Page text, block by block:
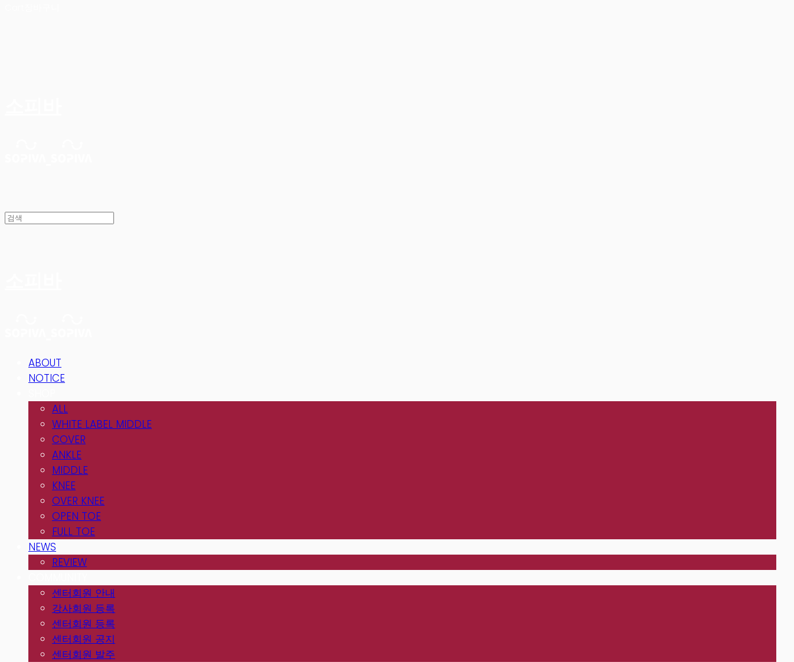
ABOUT
NOTICE
ALL
WHITE LABEL MIDDLE
COVER
ANKLE
MIDDLE
KNEE
OVER KNEE
OPEN TOE
FULL TOE
NEWS
REVIEW
센터회원 안내
강사회원 등록
센터회원 등록
센터회원 공지
센터회원 발주